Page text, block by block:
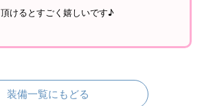
けるとすごく嬉しいです♪
装備一覧にもどる